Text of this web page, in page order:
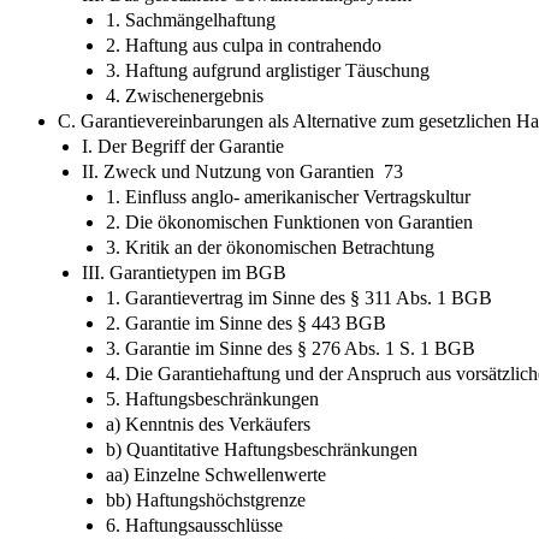
1. Sachmängelhaftung
2. Haftung aus culpa in contrahendo
3. Haftung aufgrund arglistiger Täuschung
4. Zwischenergebnis
C. Garantievereinbarungen als Alternative zum gesetzlichen
I. Der Begriff der Garantie
II. Zweck und Nutzung von Garantien 73
1. Einfluss anglo- amerikanischer Vertragskultur
2. Die ökonomischen Funktionen von Garantien
3. Kritik an der ökonomischen Betrachtung
III. Garantietypen im BGB
1. Garantievertrag im Sinne des § 311 Abs. 1 BGB
2. Garantie im Sinne des § 443 BGB
3. Garantie im Sinne des § 276 Abs. 1 S. 1 BGB
4. Die Garantiehaftung und der Anspruch aus
5. Haftungsbeschränkungen
a) Kenntnis des Verkäufers
b) Quantitative Haftungsbeschränkungen
aa) Einzelne Schwellenwerte
bb) Haftungshöchstgrenze
6. Haftungsausschlüsse